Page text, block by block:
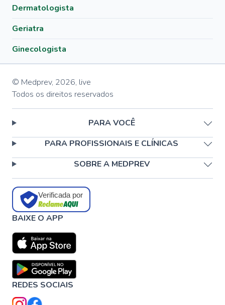
Dermatologista
Geriatra
Ginecologista
© Medprev, 2026, live
Todos os direitos reservados
PARA VOCÊ
PARA PROFISSIONAIS E CLÍNICAS
SOBRE A MEDPREV
Verificada por
BAIXE O APP
REDES SOCIAIS